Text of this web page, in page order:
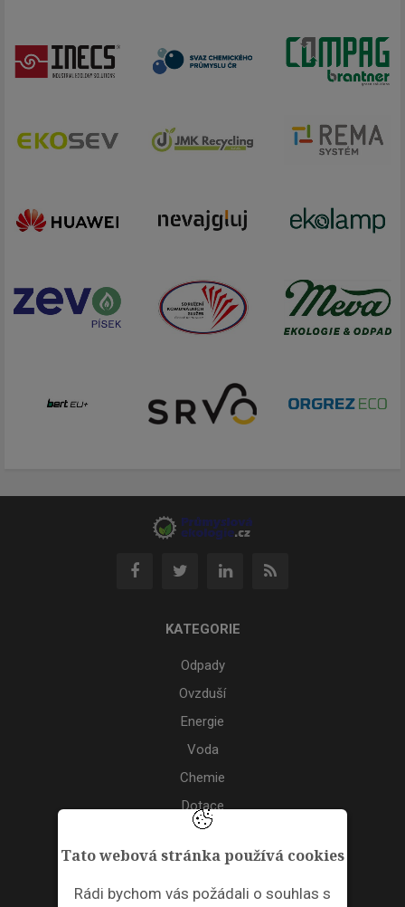
Tato webová stránka používá cookies
Rádi bychom vás požádali o souhlas s
KATEGORIE
Odpady
Ovzduší
Energie
Voda
Chemie
Dotace
Akce